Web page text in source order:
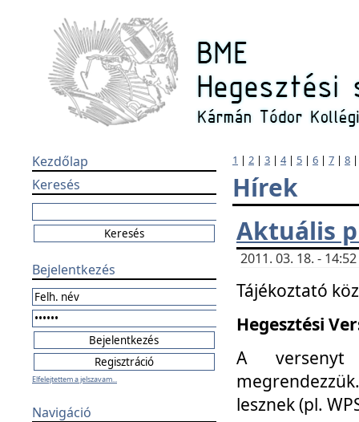
Kezdőlap
Keresés
Bejelentkezés
Elfelejtettem a jelszavam...
Navigáció
1 | 2 | 3 | 4| 5 | 6 | 7 | 8
Hírek
Aktuális
2011. 03. 18. -
Tájékoztató
Hegesztési
A versenyt
lesznek (pl.